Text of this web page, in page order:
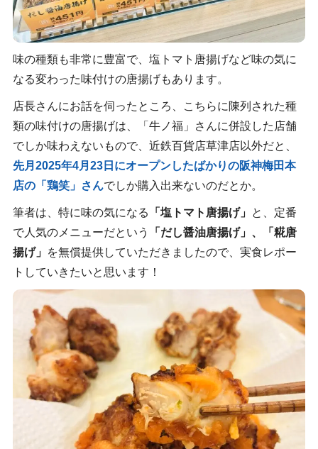
味の種類も非常に豊富で、塩トマト唐揚げなど味の気に
なる変わった味付けの唐揚げもあります。
店長さんにお話を伺ったところ、こちらに陳列された種
類の味付けの唐揚げは、「牛ノ福」さんに併設した店舗
でしか味わえないもので、近鉄百貨店草津店以外だと、
先月2025年4月23日にオープンしたばかりの阪神梅田本
店の「鶏笑」さんでしか購入出来ないのだとか。
筆者は、特に味の気になる 「塩トマト唐揚げ」
と、定番
で人気のメニューだという
「だし醤油唐揚げ」、「糀唐
揚げ」
を無償提供していただきましたので、実食レポー
トしていきたいと思います！